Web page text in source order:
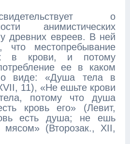
о
анимистических
древних евреев. В ней
что местопребывание
в крови, и потому
ее в каком
виде: «Душа тела в
11), «Не ешьте крови
потому что душа
кровь его» (Левит,
есть душа; не ешь
(Второзак., XII,